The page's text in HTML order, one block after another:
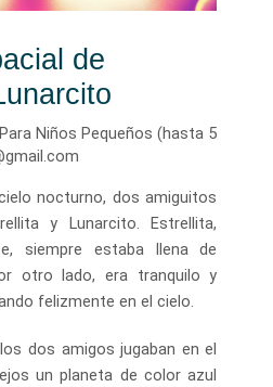
de
Para Niños Pequeños (hasta 5
nocturno, dos amiguitos
y Lunarcito. Estrellita,
siempre estaba llena de
otro lado, era tranquilo y
felizmente en el cielo.
dos amigos jugaban en el
un planeta de color azul